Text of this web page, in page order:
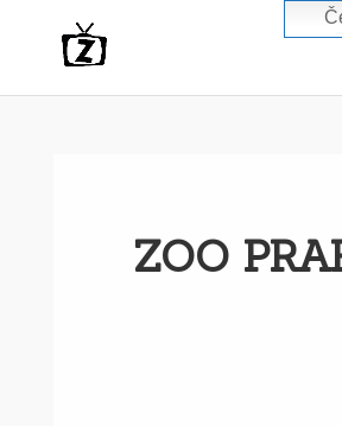
ZOO